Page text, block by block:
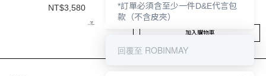
NT$3,580
NT$3,480
加入購物車
*訂單必須含至少一件D&E代言包
款（不含皮夾）
回覆至 ROBINMAY